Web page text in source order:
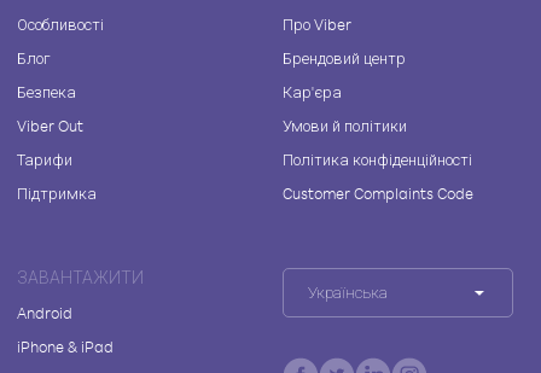
Особливості
Блог
Безпека
Viber Out
Тарифи
Підтримка
Про Viber
Брендовий центр
Кар'єра
Умови й політики
Політика конфіденційності
Customer Complaints Code
ЗАВАНТАЖИТИ
Android
iPhone & iPad
Українська